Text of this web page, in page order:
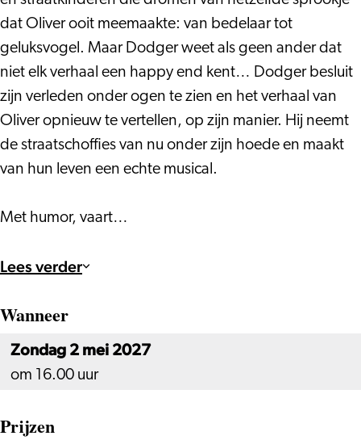
dat Oliver ooit meemaakte: van bedelaar tot
geluksvogel. Maar Dodger weet als geen ander dat
niet elk verhaal een happy end kent… Dodger besluit
zijn verleden onder ogen te zien en het verhaal van
Oliver opnieuw te vertellen, op zijn manier. Hij neemt
de straatschoffies van nu onder zijn hoede en maakt
van hun leven een echte musical.
Met humor, vaart…
Lees verder
Wanneer
Zondag 2 mei 2027
om 16.00 uur
Prijzen